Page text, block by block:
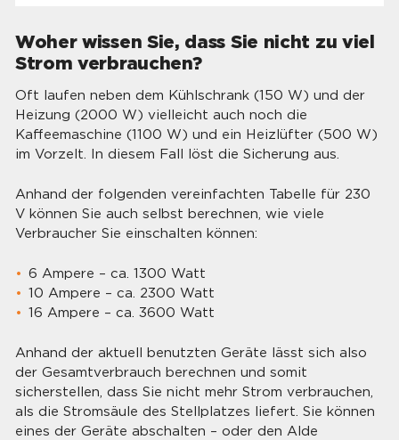
Woher wissen Sie, dass Sie nicht zu viel
Strom verbrauchen?
Oft laufen neben dem Kühlschrank (150 W) und der
Heizung (2000 W) vielleicht auch noch die
Kaffeemaschine (1100 W) und ein Heizlüfter (500 W)
im Vorzelt. In diesem Fall löst die Sicherung aus.
Anhand der folgenden vereinfachten Tabelle für 230
V können Sie auch selbst berechnen, wie viele
Verbraucher Sie einschalten können:
6 Ampere – ca. 1300 Watt
10 Ampere – ca. 2300 Watt
16 Ampere – ca. 3600 Watt
Anhand der aktuell benutzten Geräte lässt sich also
der Gesamtverbrauch berechnen und somit
sicherstellen, dass Sie nicht mehr Strom verbrauchen,
als die Stromsäule des Stellplatzes liefert. Sie können
eines der Geräte abschalten – oder den Alde